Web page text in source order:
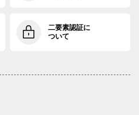
二要素認証に
ついて